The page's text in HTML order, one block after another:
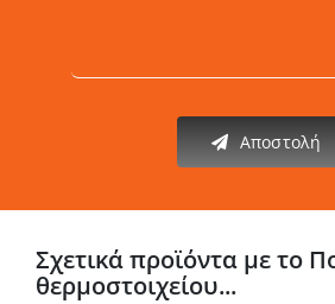
Αποστολή
Σχετικά προϊόντα με το
θερμοστοιχείου...